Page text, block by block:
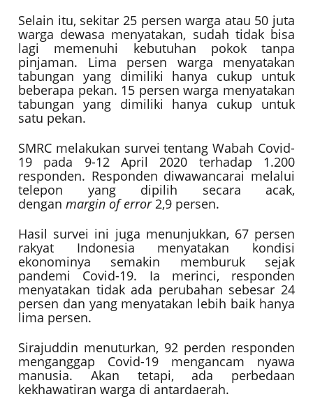
Selain itu, sekitar 25 persen warga atau 50 juta
warga dewasa menyatakan, sudah tidak bisa
lagi memenuhi kebutuhan pokok tanpa
pinjaman. Lima persen warga menyatakan
tabungan yang dimiliki hanya cukup untuk
beberapa pekan. 15 persen warga menyatakan
tabungan yang dimiliki hanya cukup untuk
satu pekan.
SMRC melakukan survei tentang Wabah Covid-
19 pada 9-12 April 2020 terhadap 1.200
responden. Responden diwawancarai melalui
telepon yang dipilih secara acak,
dengan margin of error2,9 persen.
Hasil survei ini juga menunjukkan, 67 persen
rakyat Indonesia menyatakan kondisi
ekonominya semakin memburuk sejak
pandemi Covid-19. Ia merinci, responden
menyatakan tidak ada perubahan sebesar 24
persen dan yang menyatakan lebih baik hanya
lima persen.
Sirajuddin menuturkan, 92 perden responden
menganggap Covid-19 mengancam nyawa
manusia. Akan tetapi, ada perbedaan
kekhawatiran warga di antardaerah.